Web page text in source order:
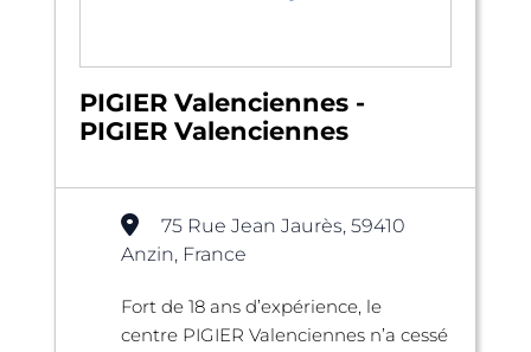
PIGIER Valenciennes -
PIGIER Valenciennes
75 Rue Jean Jaurès, 59410
Anzin, France
Fort de 18 ans d’expérience, le
centre PIGIER Valenciennes n’a cessé